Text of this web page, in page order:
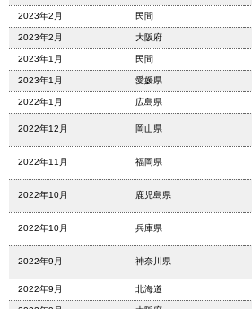
2023年2月 民間
2023年2月 大阪府
2023年1月 民間
2023年1月 愛媛県
2022年1月 広島県
2022年12月 岡山県
2022年11月 福岡県
2022年10月 鹿児島県
2022年10月 兵庫県
2022年9月 神奈川県
2022年9月 北海道